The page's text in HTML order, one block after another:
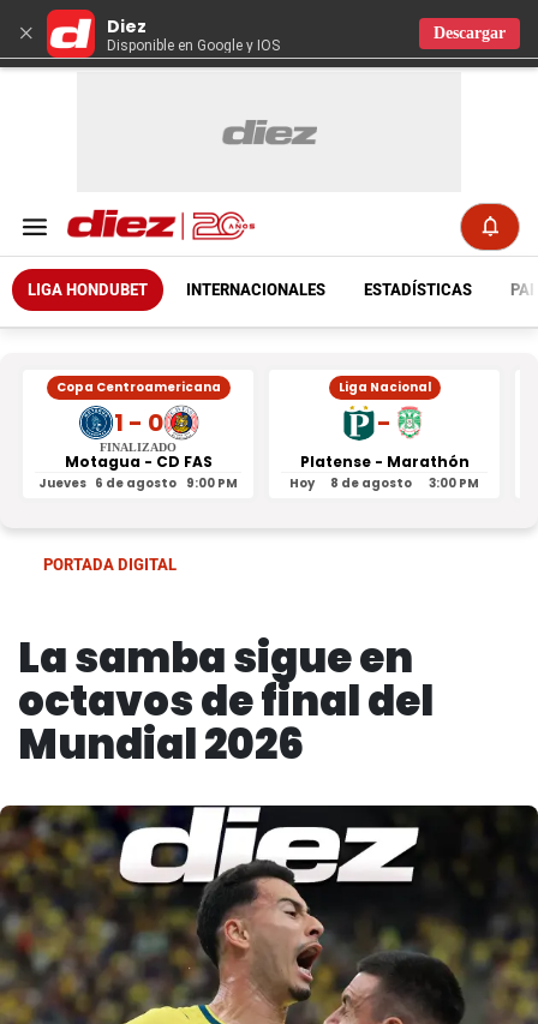
× Diez
Disponible en Google y IOS
Descargar
LIGA HONDUBET INTERNACIONALES ESTADÍSTICAS
Copa Centroamericana
1 - 0
FINALIZADO
Motagua - CD FAS
Jueves 6 de agosto 9:00 PM
Liga Nacional
-
Platense - Marathón
Hoy 8 de agosto 3:00 PM
PORTADA DIGITAL
La samba sigue en
octavos de final del
Mundial 2026